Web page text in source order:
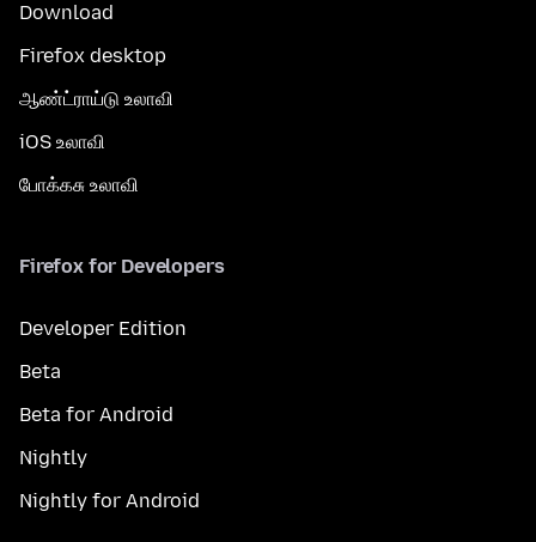
Download
Firefox desktop
ஆண்ட்ராய்டு உலாவி
iOS உலாவி
போக்கசு உலாவி
Firefox for Developers
Developer Edition
Beta
Beta for Android
Nightly
Nightly for Android